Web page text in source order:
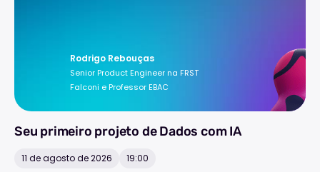
Rodrigo Rebouças
Senior Product Engineer na FRST
Falconi e Professor EBAC
Seu primeiro projeto de Dados com IA
11 de agosto de 2026 19:00